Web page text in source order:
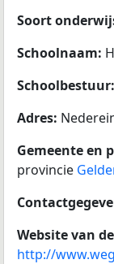
Soort
Schoolnaam:
Schoolbestuur:
Adres:
Gemeente en
provincie
Website van
http://